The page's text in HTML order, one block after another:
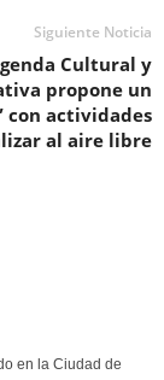
Siguiente Noticia
Cultural y
propone un
con actividades
al aire libre
en la Ciudad de